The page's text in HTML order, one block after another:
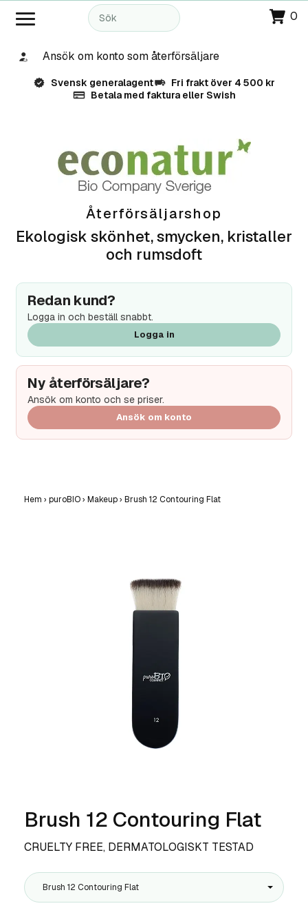
0
Ansök om konto som återförsäljare
Svensk generalagent
Fri frakt över 4 500 kr
Betala med faktura eller Swish
Återförsäljarshop
Ekologisk skönhet, smycken, kristaller
och rumsdoft
Redan kund?
Logga in och beställ snabbt.
Logga in
Ny återförsäljare?
Ansök om konto och se priser.
Ansök om konto
Hem › puroBIO› Makeup› Brush 12 Contouring Flat
Brush 12 Contouring Flat
CRUELTY FREE, DERMATOLOGISKT TESTAD
Brush 12 Contouring Flat